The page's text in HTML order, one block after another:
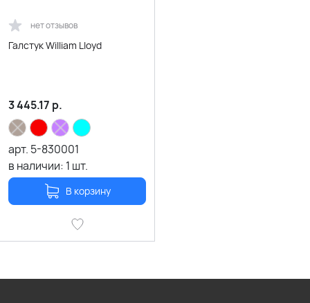
нет отзывов
Галстук William Lloyd
3 445.17 р.
арт. 5-830001
в наличии: 1 шт.
В корзину